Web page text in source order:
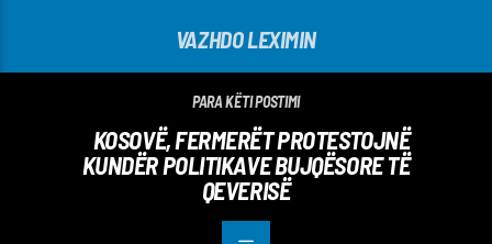
VAZHDO LEXIMIN
PARA KËTI POSTIMI
KOSOVË, FERMERËT PROTESTOJNË
KUNDËR POLITIKAVE BUJQËSORE TË
QEVERISË